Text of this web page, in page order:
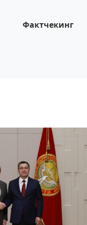
Фактчекинг